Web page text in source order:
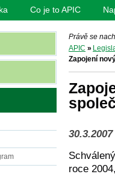
Co je to APIC
Právě se
APIC »
Zapojení
30.3.2007
roce